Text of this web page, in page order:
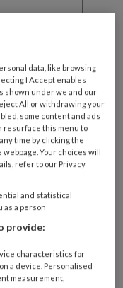
data, like browsing
I Accept enables
shown under we and our
All or withdrawing your
some content and ads
resurface this menu to
time by clicking the
Your choices will
refer to our Privacy
and statistical
as a person
provide:
characteristics for
a device. Personalised
measurement,